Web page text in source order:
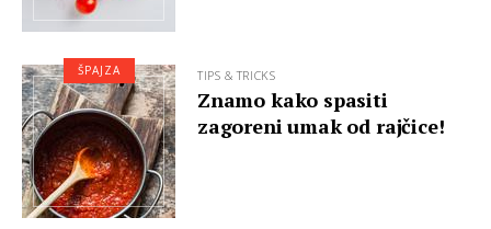
TIPS & TRICKS
Znamo kako spasiti
zagoreni umak od rajčice!
ŠPAJZA